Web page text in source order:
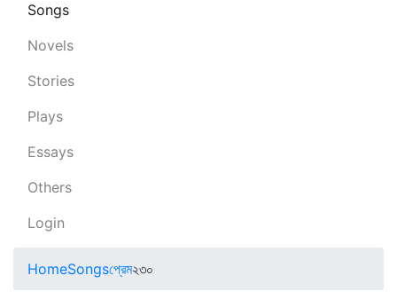
Songs
Novels
Stories
Plays
Essays
Others
Login
HomeSongsপ্রেম২৩০